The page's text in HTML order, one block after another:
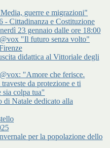
guerre e migrazioni"
- Cittadinanza e Costituzione
23 gennaio dalle ore 18:00
"Il futuro senza volto"
didattica al Vittoriale degli
"Amore che ferisce.
da protezione e ti
sia colpa tua"
di Natale dedicato alla
per la popolazione dello